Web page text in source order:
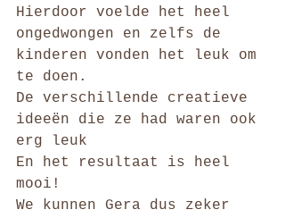
Hierdoor voelde het heel
ongedwongen en zelfs de
kinderen vonden het leuk om
te doen.
De verschillende creatieve
ideeën die ze had waren ook
erg leuk
En het resultaat is heel
mooi!
We kunnen Gera dus zeker